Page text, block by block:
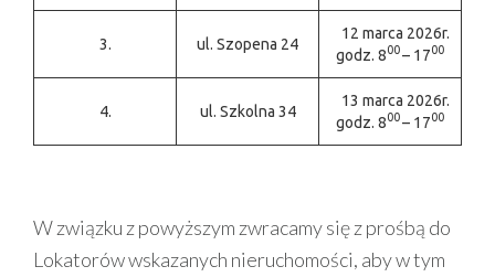
3. ul. Szopena 24
12 marca 2026r.
godz. 800– 1700
4. ul. Szkolna 34
13 marca 2026r.
godz. 800– 1700
W związku z powyższym zwracamy się z prośbą do
Lokatorów wskazanych nieruchomości, aby w tym